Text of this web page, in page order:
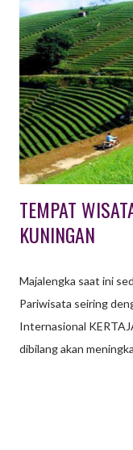
disebut family
karyawan itu sendiri,
Apa Manfaat dan
manfaat dan tujuan
perusahaan ?
perusahaan? Disini
gathering atau outing
TEMPAT
KUNINGAN
Majalengka saat ini
Pariwisata seiring
Internasional
dibilang akan
berbenah untuk